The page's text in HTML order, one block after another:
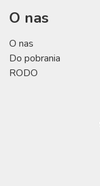
O nas
O nas
Do pobrania
RODO